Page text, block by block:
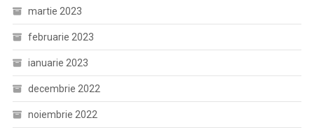
martie 2023
februarie 2023
ianuarie 2023
decembrie 2022
noiembrie 2022